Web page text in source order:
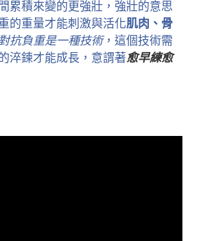
累積來變的更強壯，強壯的意思
的重量才能刺激與活化肌肉、骨
抗負重是一種技術，這個技術需
淬鍊才能成長，意謂著愈早練愈